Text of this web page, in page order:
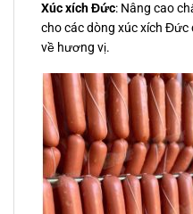
Xúc xích Đức: Nâng cao
cho các dòng xúc xích Đức
về hương vị.